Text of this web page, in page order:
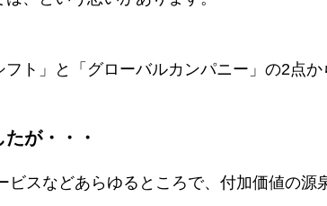
ト」と「グローバルカンパニー」の2点か
が・・・
スなどあらゆるところで、付加価値の